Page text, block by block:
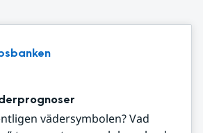
vädersymbolen? Vad